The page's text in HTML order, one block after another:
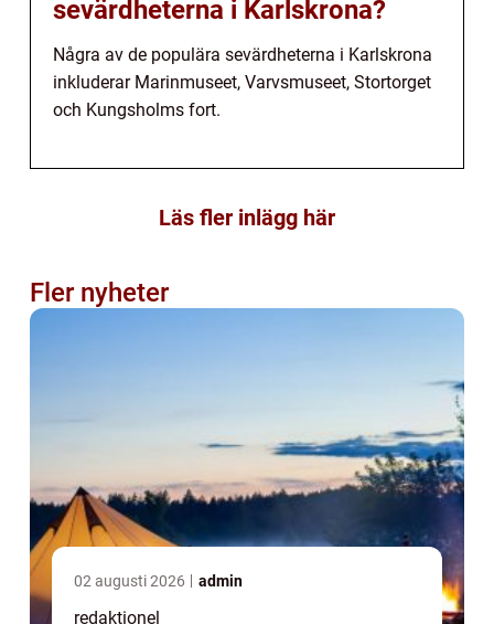
sevärdheterna i Karlskrona?
Några av de populära sevärdheterna i Karlskrona
inkluderar Marinmuseet, Varvsmuseet, Stortorget
och Kungsholms fort.
Läs fler inlägg här
Fler nyheter
02 augusti 2026 admin
redaktionel